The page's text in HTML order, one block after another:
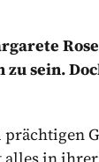
sein.
prächtigen